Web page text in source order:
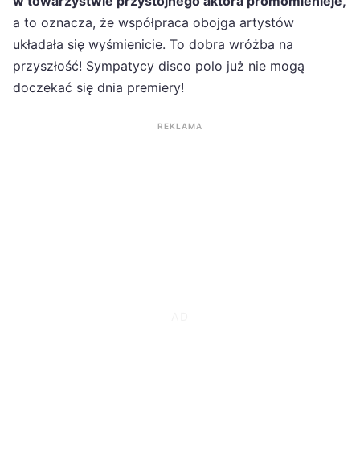
a to oznacza, że współpraca obojga artystów
układała się wyśmienicie. To dobra wróżba na
przyszłość! Sympatycy disco polo już nie mogą
doczekać się dnia premiery!
REKLAMA